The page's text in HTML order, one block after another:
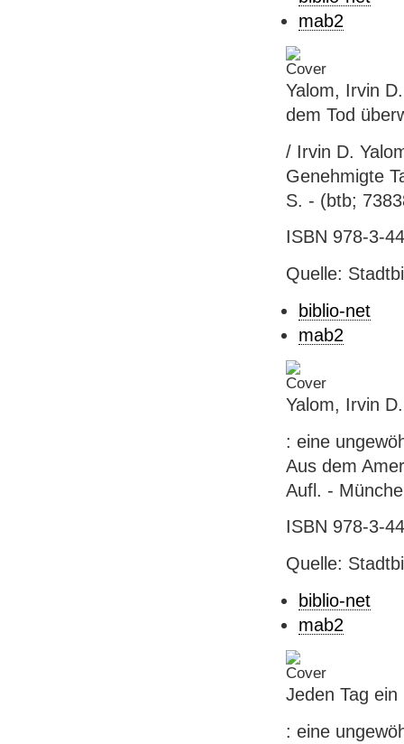
mab2
Yalom, Irvin
dem Tod
/ Irvin D.
Genehmigte
S. - (btb;
ISBN 978-3-
Quelle:
biblio-net
mab2
Yalom, Irvin
: eine
Aus dem
Aufl. -
ISBN 978-3-
Quelle:
biblio-net
mab2
Jeden Tag
: eine